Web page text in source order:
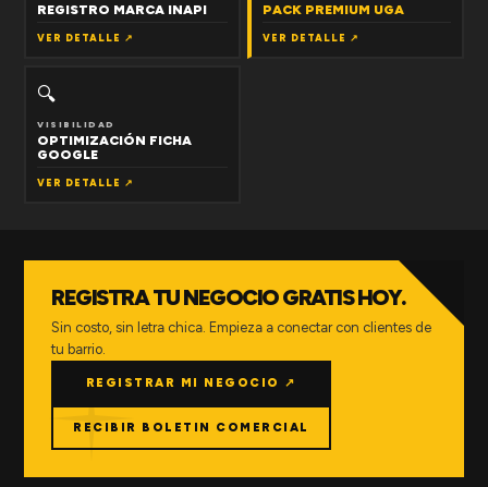
REGISTRO MARCA INAPI
VER DETALLE ↗
PACK PREMIUM UGA
VER DETALLE ↗
🔍
VISIBILIDAD
OPTIMIZACIÓN FICHA
GOOGLE
VER DETALLE ↗
REGISTRA TU NEGOCIO GRATIS HOY.
Sin costo, sin letra chica. Empieza a conectar con clientes de
tu barrio.
REGISTRAR MI NEGOCIO ↗
RECIBIR BOLETIN COMERCIAL